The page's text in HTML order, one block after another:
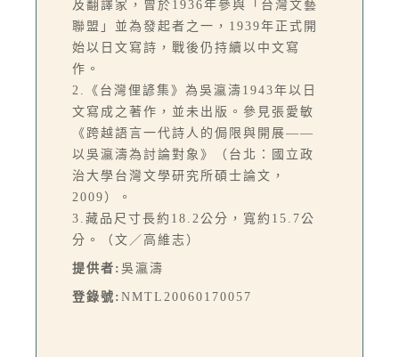
及翻譯家，曾於1936年參與「台灣文藝
聯盟」並為發起者之一，1939年正式開
始以日文寫詩，戰後仍持續以中文寫
作。
2.《台灣俚諺集》為吳瀛濤1943年以日
文寫成之著作，並未出版。參見張愛敏
《跨越語言一代詩人的侷限與開展——
以吳瀛濤為討論對象》（台北：國立政
治大學台灣文學研究所碩士論文，
2009）。
3.藏品尺寸長約18.2公分，寬約15.7公
分。（文／高維志）
提供者: 吳瀛濤
登錄號: NMTL20060170057